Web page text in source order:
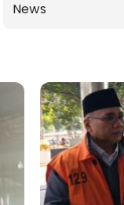
News